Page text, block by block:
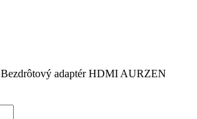
Bezdrôtový adaptér HDMI AURZEN